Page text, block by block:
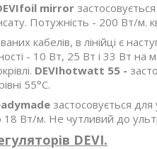
mirror
Потужність - 200 Вт/м.
кабелів, в лінійці є
- 10 Вт, 25 Вт і 33 Вт на
DEVIhotwatt 55 -
55°С.
застосовується для
Вт/м. Не чутливий до
DEVI.